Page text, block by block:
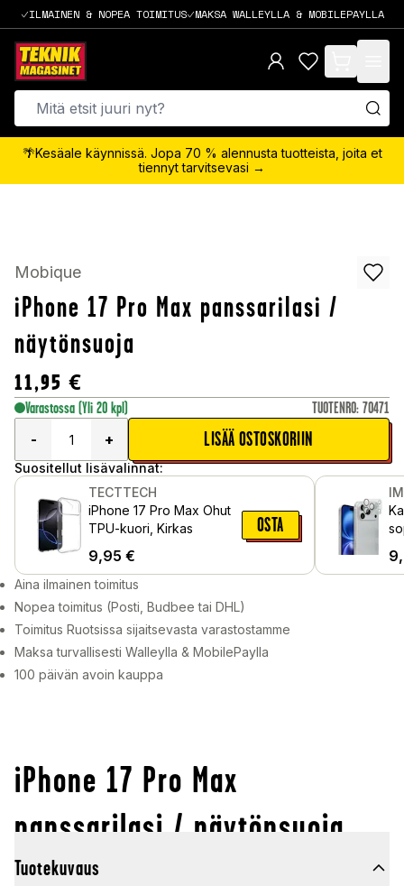
ILMAINEN & NOPEA TOIMITUS MAKSA WALLEYLLA & MOBILEPAYLLA
items in cart,
🌴Kesäale käynnissä. Jopa 70 % alennusta tuotteista, joita et
tiennyt tarvitsevasi →
Mobique
iPhone 17 Pro Max panssarilasi /
näytönsuoja
11,95 €
Varastossa (Yli 20 kpl) TUOTENRO: 70471
-
+ LISÄÄ OSTOSKORIIN
Suositellut lisävalinnat:
TECTTECH
iPhone 17 Pro Max Ohut
TPU-kuori, Kirkas
9,95 €
OSTA
Aina ilmainen toimitus
Nopea toimitus (Posti, Budbee tai DHL)
Toimitus Ruotsissa sijaitsevasta varastostamme
Maksa turvallisesti Walleylla & MobilePaylla
100 päivän avoin kauppa
iPhone 17 Pro Max
panssarilasi / näytönsuoja
Tuotekuvaus